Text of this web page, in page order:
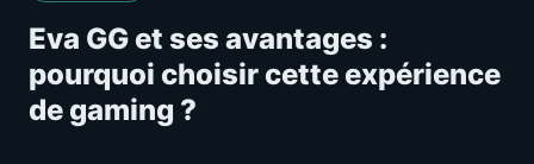
Eva GG et ses avantages :
pourquoi choisir cette expérience
de gaming ?